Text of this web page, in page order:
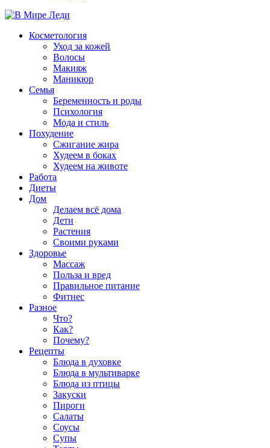
Косметология
Уход за кожей
Волосы
Макияж
Маникюр
Семья
Беременность и роды
Психология
Мода и стиль
Похудение
Сжигание жира
Худеем в боках
Худеем на животе
Работа
Диеты
Дом
Делаем всё дома
Дети
Растения
Своими руками
Здоровье
Массаж
Польза и вред
Правильное питание
Фитнес
Разное
Что?
Как?
Почему?
Рецепты
Блюда в духовке
Блюда в мультиварке
Блюда из птицы
Закуски
Пироги
Салаты
Соусы
Супы